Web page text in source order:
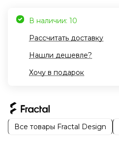
В наличии: 10
Рассчитать доставку
Нашли дешевле?
Хочу в подарок
Все товары Fractal Design